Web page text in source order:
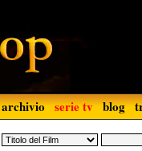
archivio serie tv blog